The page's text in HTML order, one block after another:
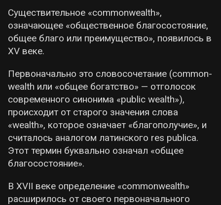
Существительное «commonwealth»,
означающее «общественное благосостояние,
общее благо или преимущество», появилось в
XV веке.
Первоначально это словосочетание (common-
wealth или «общее богатство» — отголосок
современного синонима «public wealth»),
происходит от старого значения слова
«wealth», которое означает «благополучие», и
считалось аналогом латинского res publica.
Этот термин буквально означал «общее
благосостояние».
В XVII веке определение «commonwealth»
расширилось от своего первоначального